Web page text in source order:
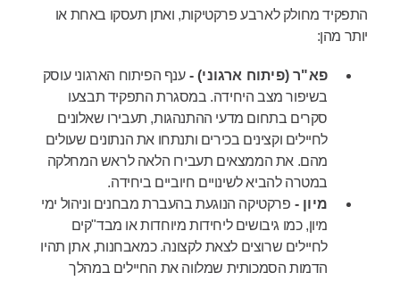
התפקיד מחולק לארבע פרקטיקות, ואתן תעסקו באחת או
יותר מהן:
פא"ר (פיתוח ארגוני) -ענף הפיתוח הארגוני עוסק
בשיפור מצב היחידה. במסגרת התפקיד תבצעו
סקרים בתחום מדעי ההתנהגות, תעבירו שאלונים
לחיילים וקצינים בכירים ותנתחו את הנתונים שעולים
מהם. את הממצאים תעבירו הלאה לראש המחלקה
במטרה להביא לשינויים חיוביים ביחידה.
מיון - פרקטיקה הנוגעת בהעברת מבחנים וניהול ימי
מיון, כמו גיבושים ליחידות מיוחדות או מבד"קים
לחיילים שרוצים לצאת לקצונה. כמאבחנות, אתן תהיו
הדמות הסמכותית שמלווה את החיילים במהלך